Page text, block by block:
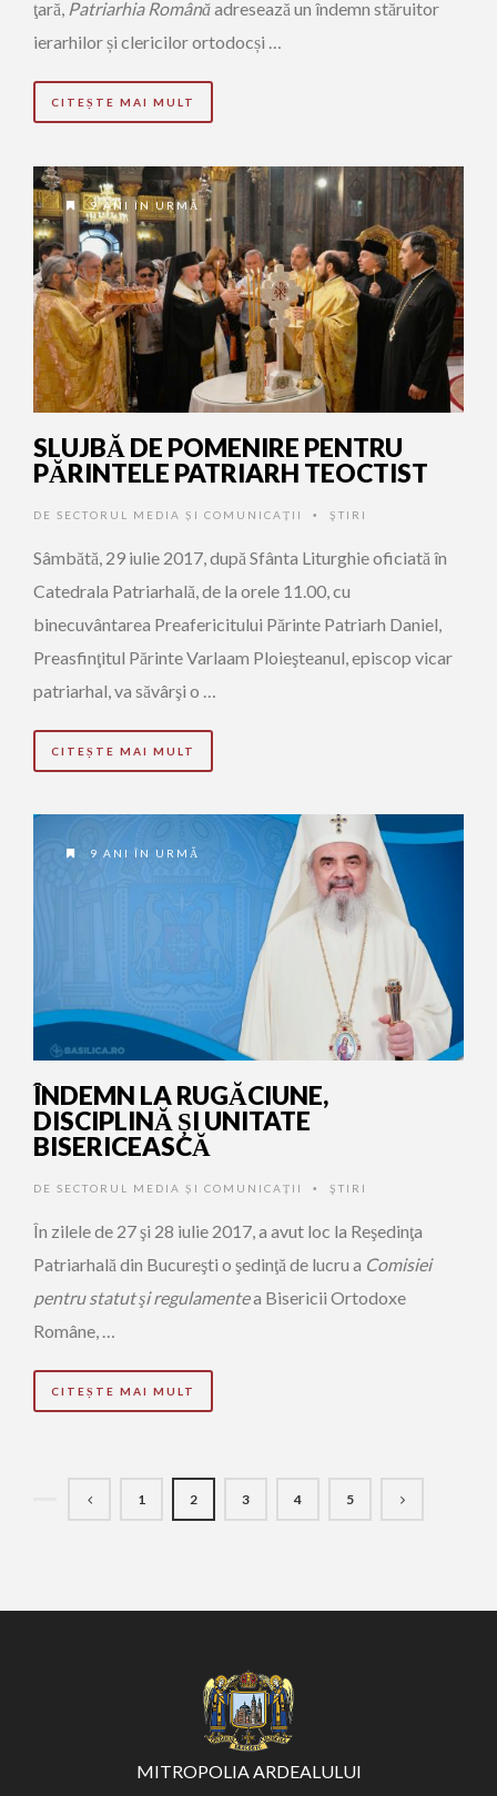
ţară, Patriarhia Românăadresează un îndemn stăruitor
ierarhilor și clericilor ortodocși …
CITEȘTE MAI MULT
9 ANI ÎN URMĂ
SLUJBĂ DE POMENIRE PENTRU
PĂRINTELE PATRIARH TEOCTIST
DE SECTORUL MEDIA ȘI COMUNICAȚII • ŞTIRI
Sâmbătă, 29 iulie 2017, după Sfânta Liturghie oficiată în
Catedrala Patriarhală, de la orele 11.00, cu
binecuvântarea Preafericitului Părinte Patriarh Daniel,
Preasfinţitul Părinte Varlaam Ploieşteanul, episcop vicar
patriarhal, va săvârşi o …
CITEȘTE MAI MULT
9 ANI ÎN URMĂ
ÎNDEMN LA RUGĂCIUNE,
DISCIPLINĂ ȘI UNITATE
BISERICEASCĂ
DE SECTORUL MEDIA ȘI COMUNICAȚII • ŞTIRI
În zilele de 27 şi 28 iulie 2017, a avut loc la Reşedinţa
Patriarhală din Bucureşti o şedinţă de lucru a Comisiei
pentru statut şi regulamentea Bisericii Ortodoxe
Române, …
CITEȘTE MAI MULT
1 2 3 4 5
MITROPOLIA ARDEALULUI